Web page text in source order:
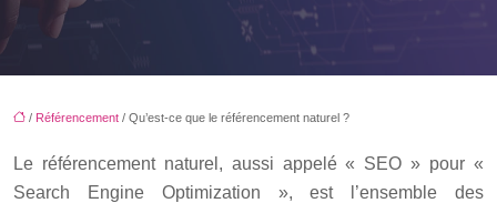
/ Référencement / Qu’est-ce que le référencement naturel ?
Le référencement naturel, aussi appelé « SEO » pour «
Search Engine Optimization », est l’ensemble des